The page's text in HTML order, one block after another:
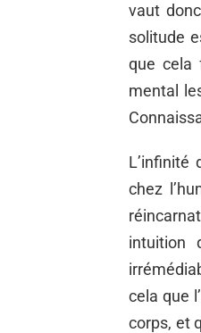
vaut
solitude
que cela
mental
L’infinité
chez
intuition
cela que
corps, et